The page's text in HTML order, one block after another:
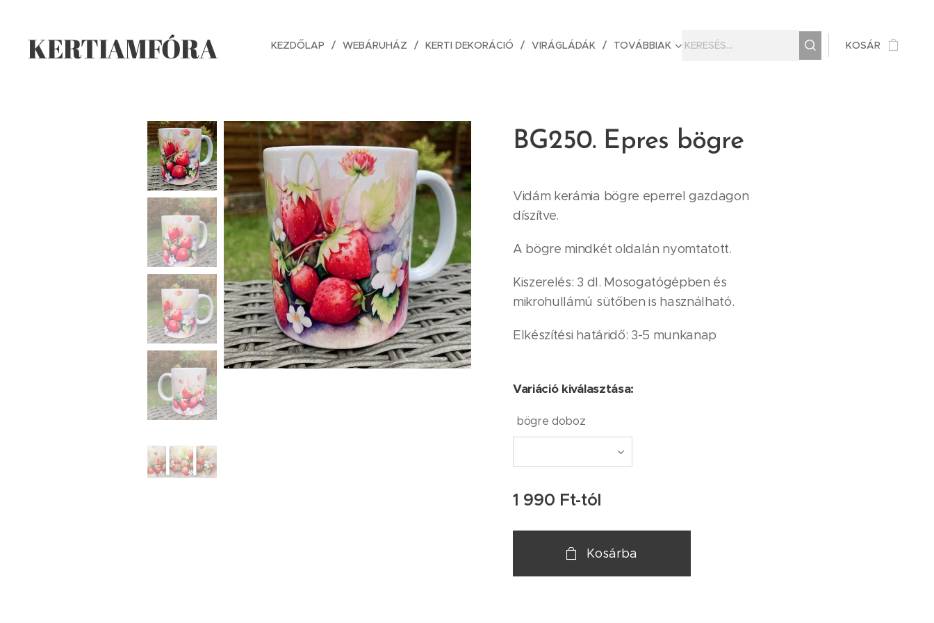
KERTIAMFÓRA KEZDŐLAP WEBÁRUHÁZ KERTI DEKORÁCIÓ VIRÁGLÁDÁK TOVÁBBIAK KOSÁR
BG250. Epres bögre
Vidám kerámia bögre eperrel gazdagon
díszítve.
A bögre mindkét oldalán nyomtatott.
Kiszerelés: 3 dl. Mosogatógépben és
mikrohullámú sütőben is használható.
Elkészítési határidő: 3-5 munkanap
Variáció kiválasztása:
bögre doboz
1 990 Ft-tól
Kosárba